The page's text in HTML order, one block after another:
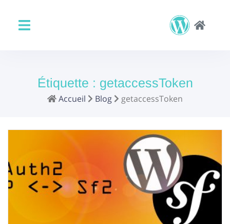
Étiquette : getaccessToken
Accueil Blog getaccessToken